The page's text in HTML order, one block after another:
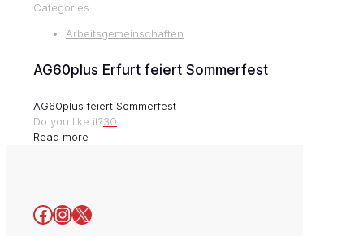
Categories
Arbeitsgemeinschaften
AG60plus Erfurt feiert Sommerfest
AG60plus feiert Sommerfest
Do you like it?30
Read more
Facebook
Instagram
X